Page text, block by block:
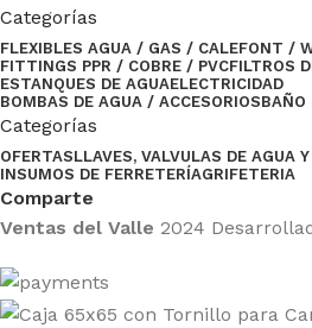
Categorías
FLEXIBLES AGUA / GAS / CALEFONT /
FITTINGS PPR / COBRE / PVCFILTROS
ESTANQUES DE AGUAELECTRICIDAD
BOMBAS DE AGUA / ACCESORIOSBAÑO
Categorías
OFERTASLLAVES, VALVULAS DE AGUA
INSUMOS DE FERRETERÍAGRIFETERIA
Comparte
Ventas del Valle 2024